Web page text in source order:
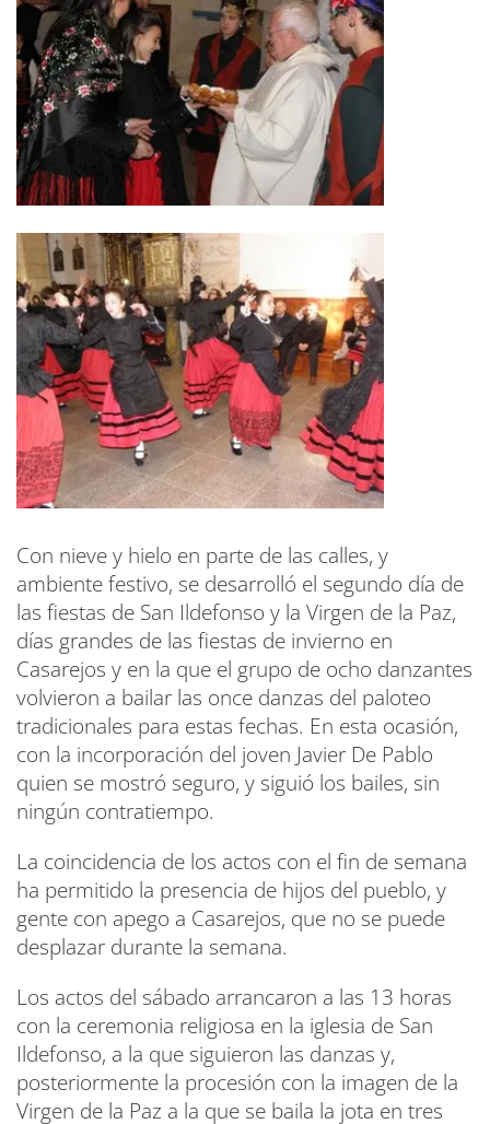
Con nieve y hielo en parte de las calles, y
ambiente festivo, se desarrolló el segundo día de
las fiestas de San Ildefonso y la Virgen de la Paz,
días grandes de las fiestas de invierno en
Casarejos y en la que el grupo de ocho danzantes
volvieron a bailar las once danzas del paloteo
tradicionales para estas fechas. En esta ocasión,
con la incorporación del joven Javier De Pablo
quien se mostró seguro, y siguió los bailes, sin
ningún contratiempo.
La coincidencia de los actos con el fin de semana
ha permitido la presencia de hijos del pueblo, y
gente con apego a Casarejos, que no se puede
desplazar durante la semana.
Los actos del sábado arrancaron a las 13 horas
con la ceremonia religiosa en la iglesia de San
Ildefonso, a la que siguieron las danzas y,
posteriormente la procesión con la imagen de la
Virgen de la Paz a la que se baila la jota en tres